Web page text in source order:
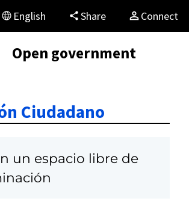
English Share Connect
Open government
Ciudadano
un espacio libre de